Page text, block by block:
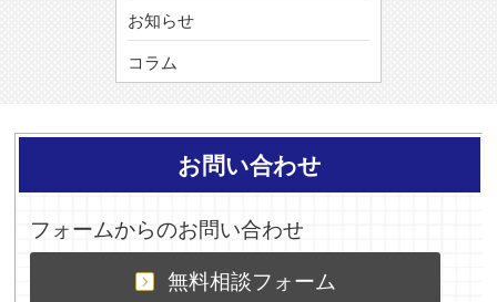
お知らせ
コラム
お問い合わせ
フォームからのお問い合わせ
無料相談フォーム